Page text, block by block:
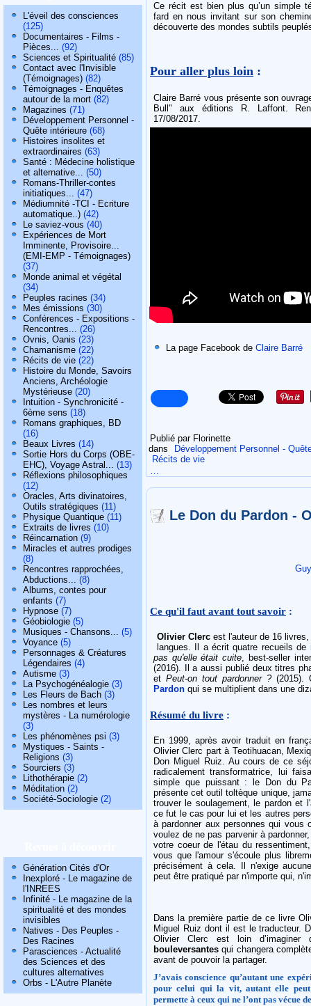
L'éveil des consciences
(125)
Documentaires - Films -
Pièces... (92)
Sciences et Spiritualité (85)
Contact avec l'Invisible
(Témoignages) (82)
Témoignages - Enquêtes
autour de la mort (82)
Magazines (71)
Développement Personnel -
Quête intérieure (68)
Histoires insolites et
extraordinaires (63)
Santé : Médecine holistique
et alternative... (50)
Romans-Thriller-contes
initiatiques... (47)
Médiumnité -TCI - Ecriture
automatique..) (42)
Le saviez-vous (40)
Expériences de Mort
Imminente, Provisoire...
(EMI-EMP - Témoignages)
(37)
Monde animal et végétal
(34)
Peuples racines (34)
Mes émissions (30)
Conférences - Expositions -
Rencontres... (26)
Ovnis, Oanis (23)
Chamanisme (22)
Récits de vie (22)
Histoire du Monde, Savoirs
Anciens, Archéologie
Mystérieuse (20)
Intuition - Synchronicité -
6ème sens (18)
Romans graphiques, BD
(16)
Beaux Livres (14)
Sortie Hors du Corps (OBE-
EHC), Voyage Astral... (13)
Réflexions philosophiques
(12)
Oracles, Arts divinatoires,
Outils stratégiques (11)
Physique Quantique (11)
Extraits de livres (10)
Réincarnation (9)
Miracles et autres prodiges
(8)
Rencontres rapprochées,
Abductions... (8)
Albums, contes pour
enfants (7)
Hypnose (7)
Géobiologie (5)
Musiques - Chansons... (5)
Voyance (5)
Personnages & Créatures
Légendaires (4)
Autisme (3)
La Psychogénéalogie (3)
Les Fleurs de Bach (3)
Les nombres et leurs
mystères - La numérologie
(3)
Les phénomènes psi (3)
Mystiques - Saints -
Religions (3)
Sourciers (3)
Lithothérapie (2)
Méditation (2)
Société-Sociologie (2)
Génération Cités d'Or
Inexploré - Le magazine de
l'INREES
Infinité - Le magazine de la
spiritualité et des mondes
invisibles
Natives - Des Peuples -
Des Racines
Parasciences - Actualité
des Sciences et des
cultures alternatives
Orbs - L'Autre Planète
Ce récit est bien plus qu’un simple
fard en nous invitant sur son
découverte des mondes subtils
Pour aller plus loin :
Claire Barré vous présente son
Bull" aux éditions R. Laffont.
17/08/2017.
La page Facebook de Claire Barré
Publié par Florinette
dans
Développement Personnel -
Récits de vie
…
Le Don du Pardon -
Ce qu'il faut avant tout savoir :
Olivier Clercest l'auteur de 16
langues. Il a écrit quatre recueils
pas qu'elle était cuite, best-seller
(2016). Il a aussi publié deux titres
et Peut-on tout pardonner ?(2015).
Pardon qui se multiplient dans une
Résumé du livre :
En 1999, après avoir traduit en
Olivier Clerc part à Teotihuacan,
Don Miguel Ruiz. Au cours de ce
radicalement transformatrice, lui
simple que puissant : le Don du
présente cet outil toltèque unique,
trouver le soulagement, le pardon et
ce fut le cas pour lui et les autres
à pardonner aux personnes qui
voulez de ne pas parvenir à
votre coeur de l'étau du
vous que l'amour s'écoule plus
précisément à cela. Il n'exige
peut être pratiqué par n'importe qui,
Dans la première partie de ce livre
Miguel Ruiz dont il est le traducteur.
Olivier Clerc est loin
bouleversantes qui changera
avant de pouvoir la partager.
J’avais conscience qu’autant une
pour celui qui la vit, autant elle
permette à ceux qui ne l’ont pas vécue